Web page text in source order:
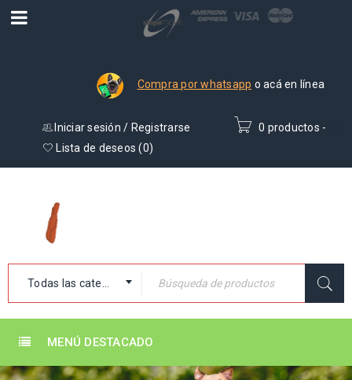
Compra por whatsapp o acá en línea
0 productos -
Iniciar sesión / Registrarse
Lista de deseos (0)
Todas las categorías
MENÚ DESTACADO